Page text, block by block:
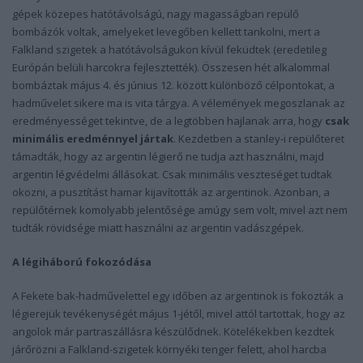
gépek közepes hatótávolságú, nagy magasságban repülő
bombázók voltak, amelyeket levegőben kellett tankolni, mert a
Falkland szigetek a hatótávolságukon kívül feküdtek (eredetileg
Európán belüli harcokra fejlesztették). Összesen hét alkalommal
bombáztak május 4. és június 12. között különböző célpontokat, a
hadművelet sikere ma is vita tárgya. A vélemények megoszlanak az
eredményességet tekintve, de a legtöbben hajlanak arra, hogy csak
minimális eredménnyel jártak. Kezdetben a stanley-i repülőteret
támadták, hogy az argentin légierő ne tudja azt használni, majd
argentin légvédelmi állásokat. Csak minimális veszteséget tudtak
okozni, a pusztítást hamar kijavították az argentinok. Azonban, a
repülőtérnek komolyabb jelentősége amúgy sem volt, mivel azt nem
tudták rövidsége miatt használni az argentin vadászgépek.
A légiháború fokozódása
A Fekete bak-hadművelettel egy időben az argentinok is fokozták a
légierejük tevékenységét május 1-jétől, mivel attól tartottak, hogy az
angolok már partraszállásra készülődnek. Kötelékekben kezdtek
járőrözni a Falkland-szigetek környéki tenger felett, ahol harcba